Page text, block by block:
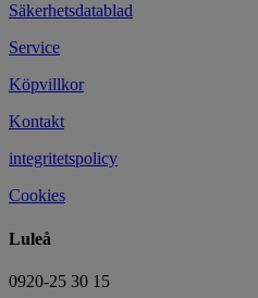
Säkerhetsdatablad
Service
Köpvillkor
Kontakt
integritetspolicy
Cookies
Luleå
0920-25 30 15